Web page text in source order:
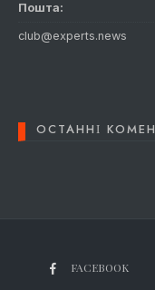
Пошта:
club@experts.news
ОСТАННІ
FACEBOOK